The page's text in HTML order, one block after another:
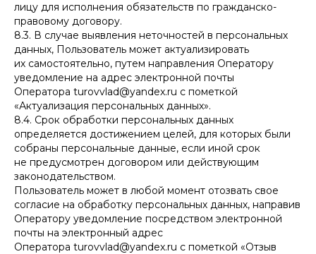
лицу для исполнения обязательств по гражданско-
правовому договору.
8.3. В случае выявления неточностей в персональных
данных, Пользователь может актуализировать
их самостоятельно, путем направления Оператору
уведомление на адрес электронной почты
Оператора turovvlad@yandex.ru с пометкой
«Актуализация персональных данных».
8.4. Срок обработки персональных данных
определяется достижением целей, для которых были
собраны персональные данные, если иной срок
не предусмотрен договором или действующим
законодательством.
Пользователь может в любой момент отозвать свое
согласие на обработку персональных данных, направив
Оператору уведомление посредством электронной
почты на электронный адрес
Оператора turovvlad@yandex.ru с пометкой «Отзыв